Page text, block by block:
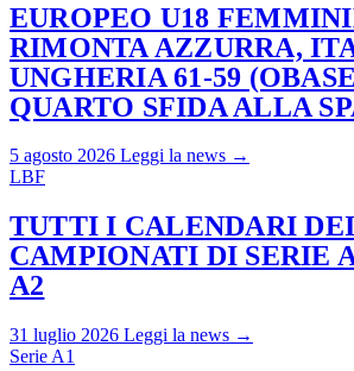
EUROPEO U18
RIMONTA AZZURRA,
UNGHERIA 61-59
QUARTO SFIDA ALLA
5 agosto 2026 Leggi la news →
LBF
TUTTI I CALENDARI DEI
CAMPIONATI DI SERIE
A2
31 luglio 2026 Leggi la news →
Serie A1